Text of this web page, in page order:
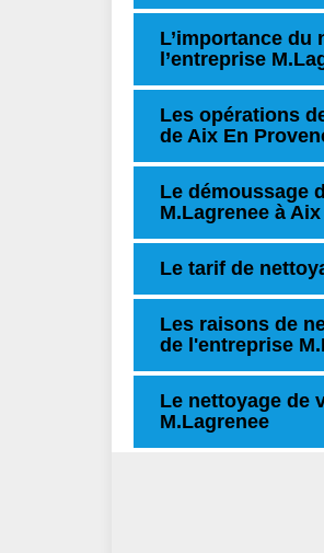
L’importance
l’entreprise
Les opérations
de Aix En
Le démoussage
M.Lagrenee à
Le tarif de
Les raisons de
de l'entreprise
Le nettoyage de
M.Lagrenee